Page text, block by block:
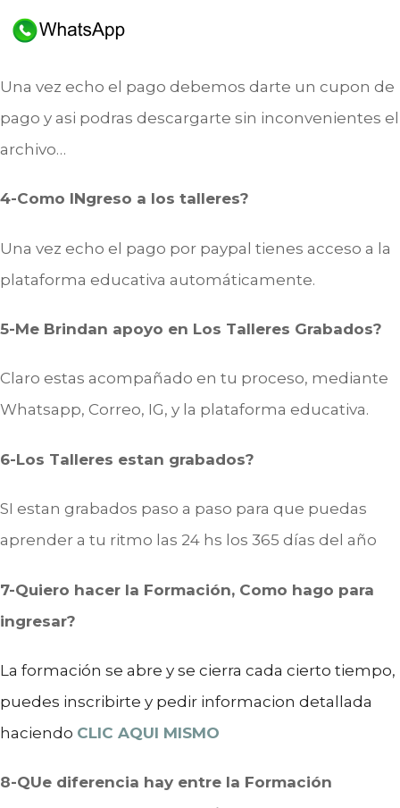
Una vez echo el pago debemos darte un cupon de
pago y asi podras descargarte sin inconvenientes el
archivo…
4-Como INgreso a los talleres?
Una vez echo el pago por paypal tienes acceso a la
plataforma educativa automáticamente.
5-Me Brindan apoyo en Los Talleres Grabados?
Claro estas acompañado en tu proceso, mediante
Whatsapp, Correo, IG, y la plataforma educativa.
6-Los Talleres estan grabados?
SI estan grabados paso a paso para que puedas
aprender a tu ritmo las 24 hs los 365 días del año
7-Quiero hacer la Formación, Como hago para
ingresar?
La formación se abre y se cierra cada cierto tiempo,
puedes inscribirte y pedir informacion detallada
haciendo CLIC AQUI MISMO
8-QUe diferencia hay entre la Formación